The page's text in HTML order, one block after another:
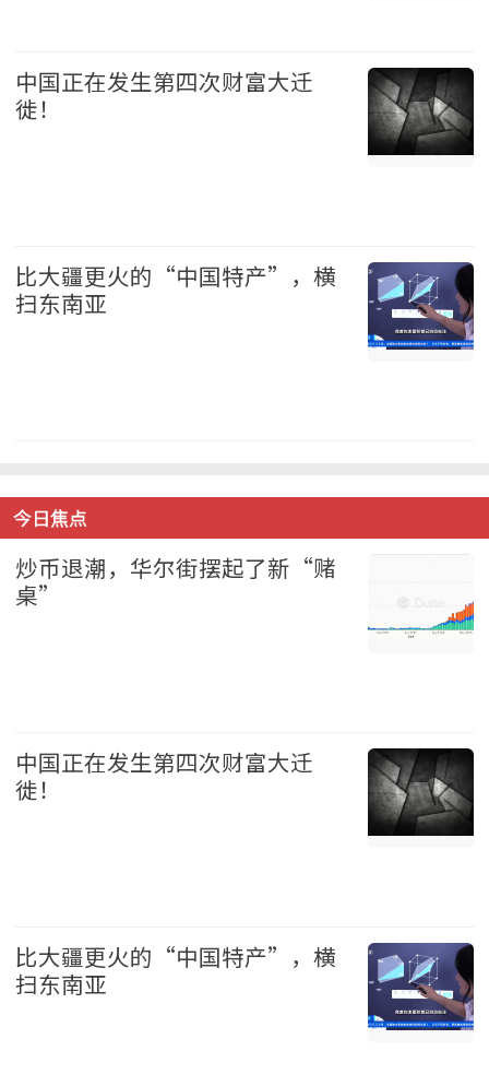
中国正在发生第四次财富大迁
徙！
比大疆更火的“中国特产”，横
扫东南亚
今日焦点
炒币退潮，华尔街摆起了新“赌
桌”
中国正在发生第四次财富大迁
徙！
比大疆更火的“中国特产”，横
扫东南亚